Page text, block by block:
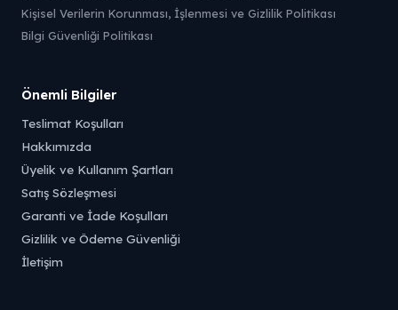
Kişisel Verilerin Korunması, İşlenmesi ve Gizlilik Politikası
Bilgi Güvenliği Politikası
Önemli Bilgiler
Teslimat Koşulları
Hakkımızda
Üyelik ve Kullanım Şartları
Satış Sözleşmesi
Garanti ve İade Koşulları
Gizlilik ve Ödeme Güvenliği
İletişim